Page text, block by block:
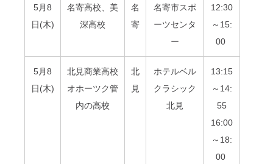
5月8
日(木)
名寄高校、美
深高校
名
寄
名寄市スポ
ーツセンタ
ー
12:30
～15:
00
5月8
日(木)
北見商業高校
オホーツク管
内の高校
北
見
ホテルベル
クラシック
北見
13:15
～14:
55
16:00
～18:
00